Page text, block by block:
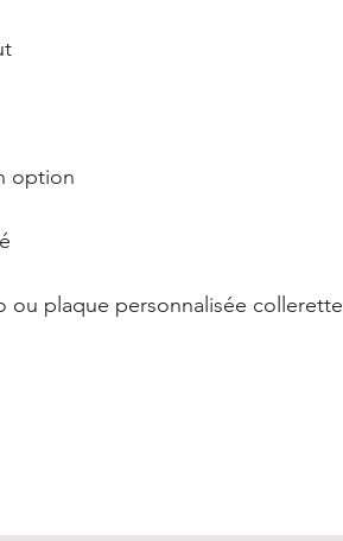
option
ou plaque personnalisée